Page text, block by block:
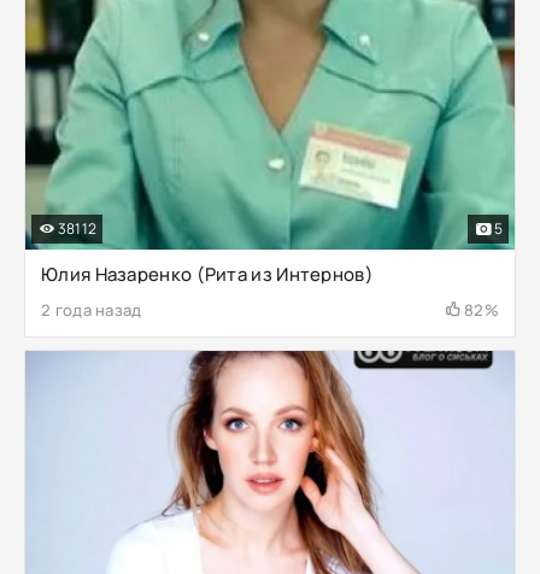
Юлия Назаренко (Рита из Интернов)
2 года назад 82%
38112 5